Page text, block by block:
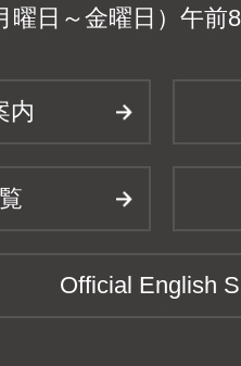
曜日～金曜日）午前
内
Official English